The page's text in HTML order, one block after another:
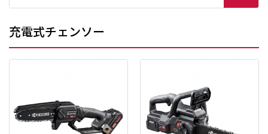
充電式チェンソー